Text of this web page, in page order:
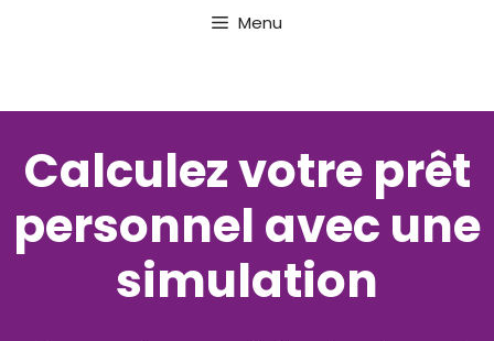
Menu
Calculez votre prêt
personnel avec une
simulation